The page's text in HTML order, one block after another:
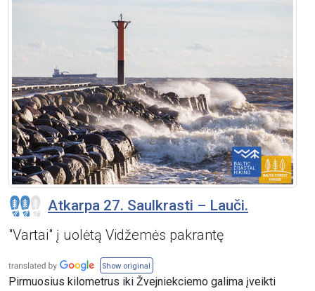
Atkarpa 27. Saulkrasti – Lauči.
"Vartai" į uolėtą Vidžemės pakrantę
Show original
Pirmuosius kilometrus iki Žvejniekciemo galima įveikti